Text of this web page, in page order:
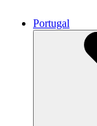
Portugal